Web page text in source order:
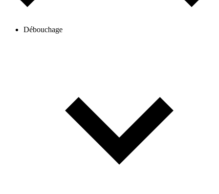
Débouchage